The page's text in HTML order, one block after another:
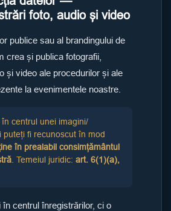
foto, audio și video
publice sau al brandingului de
crea și publica fotografii,
și video ale procedurilor și ale
la evenimentele noastre.
centrul unei imagini/
puteți fi recunoscut în mod
în prealabil consimțământul
. Temeiul juridic: art. 6(1)(a),
în centrul înregistrărilor, ci o